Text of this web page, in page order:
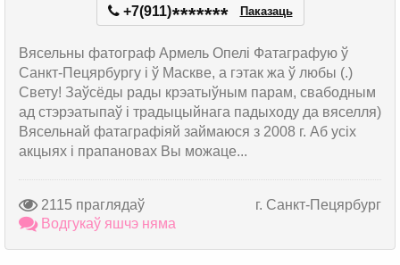
+7(911)******* Паказаць
Вясельны фатограф Армель Опелі Фатаграфую ў
Санкт-Пецярбургу і ў Маскве, а гэтак жа ў любы (.)
Свету! Заўсёды рады крэатыўным парам, свабодным
ад стэрэатыпаў і традыцыйнага падыходу да вяселля)
Вясельнай фатаграфіяй займаюся з 2008 г. Аб усіх
акцыях і прапановах Вы можаце...
2115 праглядаў
г. Санкт-Пецярбург
Водгукаў яшчэ няма